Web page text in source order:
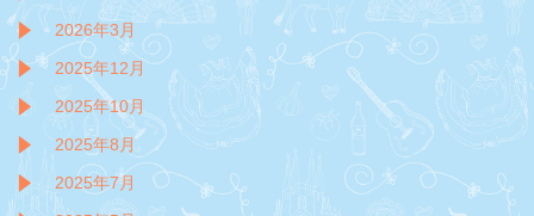
2026年3月
2025年12月
2025年10月
2025年8月
2025年7月